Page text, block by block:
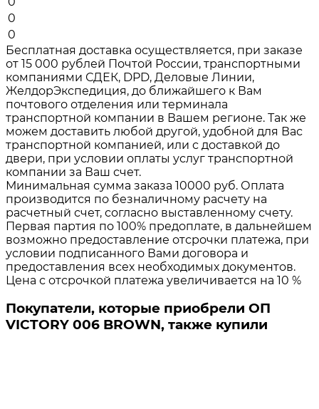
0
0
Бесплатная доставка осуществляется, при заказе
от 15 000 рублей Почтой России, транспортными
компаниями СДЕК, DPD, Деловые Линии,
ЖелдорЭкспедиция, до ближайшего к Вам
почтового отделения или терминала
транспортной компании в Вашем регионе. Так же
можем доставить любой другой, удобной для Вас
транспортной компанией, или с доставкой до
двери, при условии оплаты услуг транспортной
компании за Ваш счет.
Минимальная сумма заказа 10000 руб. Оплата
производится по безналичному расчету на
расчетный счет, согласно выставленному счету.
Первая партия по 100% предоплате, в дальнейшем
возможно предоставление отсрочки платежа, при
условии подписанного Вами договора и
предоставления всех необходимых документов.
Цена с отсрочкой платежа увеличивается на 10 %
Покупатели, которые приобрели ОП
VICTORY 006 BROWN, также купили